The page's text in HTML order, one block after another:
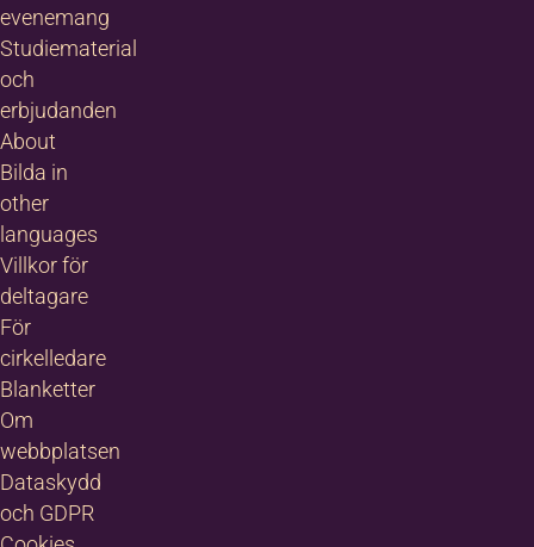
evenemang
Studiematerial
och
erbjudanden
About
Bilda in
other
languages
Villkor för
deltagare
För
cirkelledare
Blanketter
Om
webbplatsen
Dataskydd
och GDPR